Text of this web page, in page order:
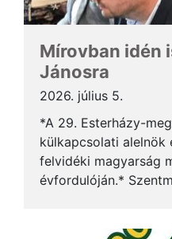
Mírovban idén
Jánosra
2026. július 5.
*A 29. Esterházy-
külkapcsolati alelnök
felvidéki magyarság
évfordulóján.*